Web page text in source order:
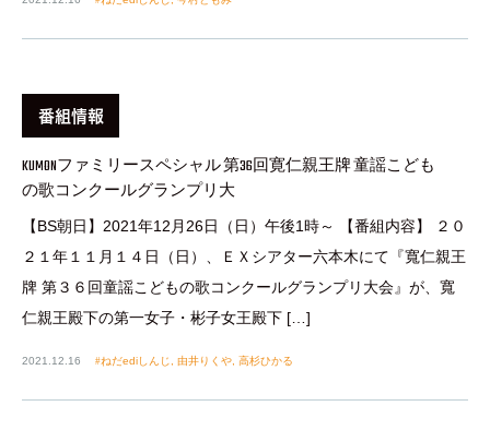
番組情報
KUMONファミリースペシャル 第36回寛仁親王牌 童謡こども
の歌コンクールグランプリ大
【BS朝日】2021年12月26日（日）午後1時～ 【番組内容】 ２０
２１年１１月１４日（日）、ＥＸシアター六本木にて『寬仁親王
牌 第３６回童謡こどもの歌コンクールグランプリ大会』が、寬
仁親王殿下の第一女子・彬子女王殿下 […]
2021.12.16 ねだediしんじ, 由井りくや, 高杉ひかる